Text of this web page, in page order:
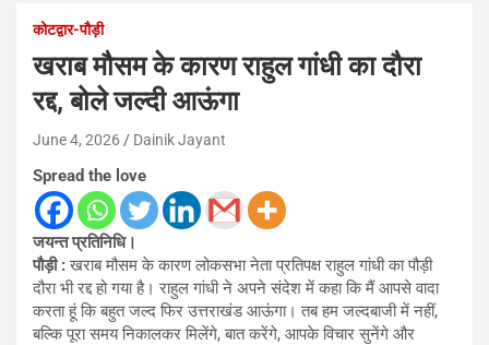
कोटद्वार-पौड़ी
खराब मौसम के कारण राहुल गांधी का दौरा
रद्द, बोले जल्दी आऊंगा
June 4, 2026 Dainik Jayant
Spread the love
जयन्त प्रतिनिधि।
पौड़ी :खराब मौसम के कारण लोकसभा नेता प्रतिपक्ष राहुल गांधी का पौड़ी
दौरा भी रद्द हो गया है। राहुल गांधी ने अपने संदेश में कहा कि मैं आपसे वादा
करता हूं कि बहुत जल्द फिर उत्तराखंड आऊंगा। तब हम जल्दबाजी में नहीं,
बल्कि पूरा समय निकालकर मिलेंगे, बात करेंगे, आपके विचार सुनेंगे और